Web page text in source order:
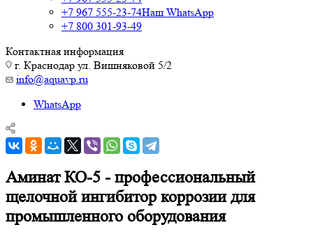
+7 967 555-23-74Наш WhatsApp
+7 800 301-93-49
Контактная информация
г. Краснодар ул. Вишняковой 5/2
info@aquavp.ru
WhatsApp
Аминат КО-5 - профессиональный
щелочной ингибитор коррозии для
промышленного оборудования